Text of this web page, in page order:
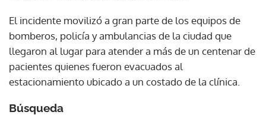
El incidente movilizó a gran parte de los equipos de
bomberos, policía y ambulancias de la ciudad que
llegaron al lugar para atender a más de un centenar de
pacientes quienes fueron evacuados al
estacionamiento ubicado a un costado de la clínica.
Búsqueda